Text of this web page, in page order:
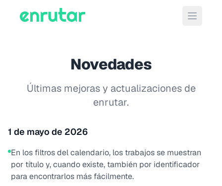
Abrir
Novedades
Últimas mejoras y actualizaciones de
enrutar.
1 de mayo de 2026
En los filtros del calendario, los trabajos se muestran
por título y, cuando existe, también por identificador
para encontrarlos más fácilmente.